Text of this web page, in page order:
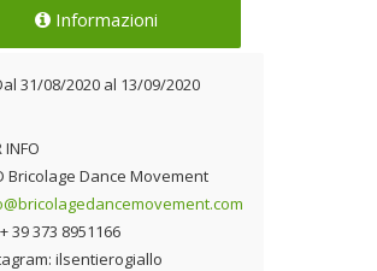
Informazioni
31/08/2020 al 13/09/2020
INFO
Bricolage Dance Movement
39 373 8951166
ilsentierogiallo